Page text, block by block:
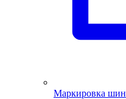
Маркировка шин